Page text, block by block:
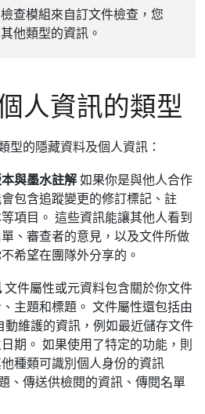
查模組來自訂文件檢查，您
他類型的資訊。
人資訊的類型
型的隱藏資料及個人資訊：
與墨水註解如果你是與他人合作
包含追蹤變更的修訂標記、註
項目。 這些資訊能讓其他人看到
、審查者的意見，以及文件所做
希望在團隊外分享的。
文件屬性或元資料包含關於你文件
主題和標題。 文件屬性還包括由
動維護的資訊，例如最近儲存文件
期。 如果使用了特定的功能，則
種類可識別個人身份的資訊
、傳送供檢閱的資訊、傳閱名單